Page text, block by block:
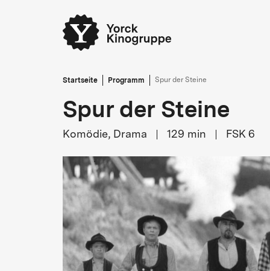
Startseite Programm Spur der Steine
Spur der Steine
Komödie, Drama 129 min FSK 6